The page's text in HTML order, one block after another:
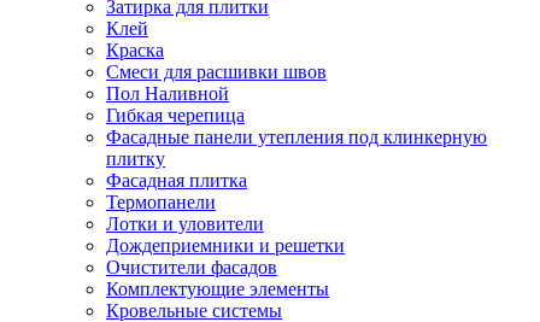
Затирка для плитки
Клей
Краска
Смеси для расшивки швов
Пол Наливной
Гибкая черепица
Фасадные панели утепления под клинкерную
плитку
Фасадная плитка
Термопанели
Лотки и уловители
Дождеприемники и решетки
Очистители фасадов
Комплектующие элементы
Кровельные системы